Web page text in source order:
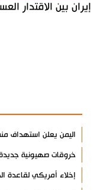
إيران بين الاقتدار
اليمن يعلن استهداف
خروقات صهيونية
إخلاء أمريكي لقاعدة